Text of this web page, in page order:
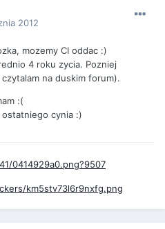
2012
mozemy CI oddac :)
4 roku zycia. Pozniej
na duskim forum).
:(
cynia :)